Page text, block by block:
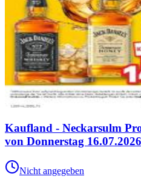
Kaufland - Neckarsulm
von Donnerstag
Nicht angegeben